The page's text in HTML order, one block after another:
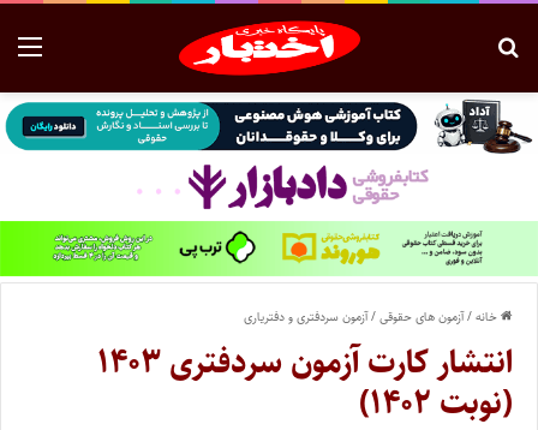
خانه/آزمون های حقوقی/آزمون سردفتری و دفتریاری
انتشار کارت آزمون سردفتری ۱۴۰۳
(نوبت ۱۴۰۲)